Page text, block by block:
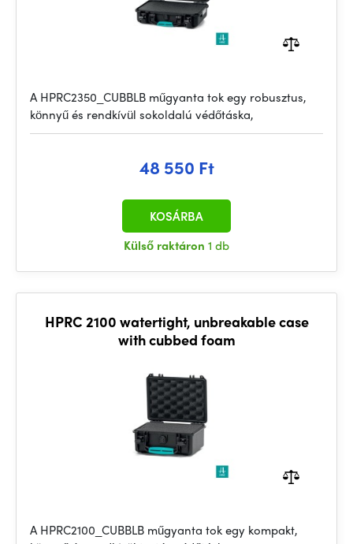
A HPRC2350_CUBBLB műgyanta tok egy robusztus,
könnyű és rendkívül sokoldalú védőtáska,
48 550 Ft
Külső raktáron 1 db
KOSÁRBA
HPRC 2100 watertight, unbreakable case
with cubbed foam
A HPRC2100_CUBBLB műgyanta tok egy kompakt,